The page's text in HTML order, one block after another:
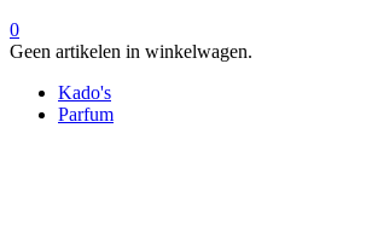
0
Geen artikelen in winkelwagen.
Kado's
Parfum